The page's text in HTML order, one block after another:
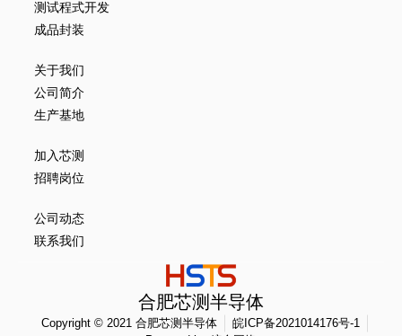
测试程式开发
成品封装
关于我们
公司简介
生产基地
加入芯测
招聘岗位
公司动态
联系我们
合肥芯测半导体
Copyright © 2021 合肥芯测半导体
皖ICP备2021014176号-1